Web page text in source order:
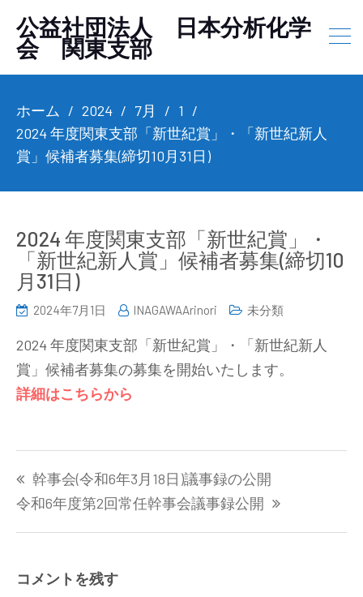
公益社団法人 日本分析化学
会 関東支部
ホーム 2024 7月
1
2024 年度関東支部「新世紀賞」・「新世紀新人
賞」候補者募集(締切10月31日)
2024 年度関東支部「新世紀賞」・
「新世紀新人賞」候補者募集(締切10
月31日)
2024年7月1日 INAGAWAArinori 未分類
2024 年度関東支部「新世紀賞」・「新世紀新人
賞」候補者募集の募集を開始いたします。
詳細はこちらから
稿
ナ
シ
幹事会(令和6年3月18日)議事録の公開
令和6年度第2回常任幹事会議事録公開
コメントを残す